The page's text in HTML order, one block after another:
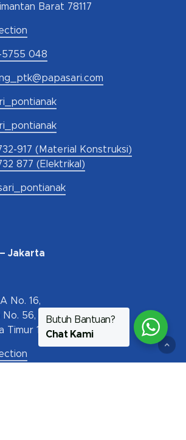
Barat 78117
5755 048
917 (Material Konstruksi)
877 (Elektrikal)
Jakarta
No. 16,
No. 56,
Timur 13940
Butuh Bantuan?
Chat Kami